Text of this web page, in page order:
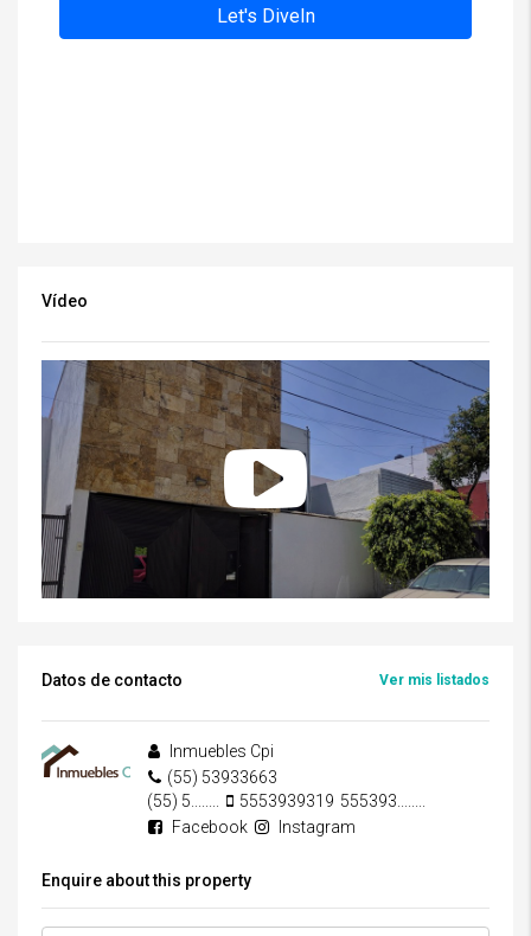
Vídeo
Datos de contacto Ver mis listados
Inmuebles Cpi
(55) 53933663
(55) 5........
5553939319 555393........
Facebook
Instagram
Enquire about this property